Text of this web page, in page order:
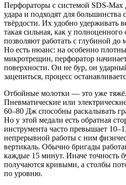
Перфораторы с системой SDS-
удара и подходят для большинства
твёрдости. Их удобно удерживать
такая сильная, как у
позволяют работать с глубиной до
Но есть нюанс: на особенно
микротрещин, перфоратор
поверхности. Он не бур, он
зацепиться, процесс
Отбойные молотки — это уже
Пневматические или
60–80 Дж способны раскалывать
Но у этой медали есть обратная
инструмента часто превышает
непрерывной работы с ним
вертикаль. Обычно бригады
каждые 15 минут. Иначе точность
получаются кривыми, а столбы
по уровню.